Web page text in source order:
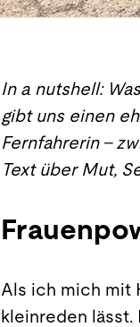
In a nutshell:
gibt uns einen
Fernfahrerin –
Text über Mut,
Als ich mich mit
kleinreden lässt.